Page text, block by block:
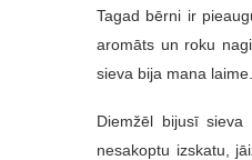
Tagad bērni ir
aromāts un roku
sieva bija mana
Diemžēl bijusī
nesakoptu izskatu,